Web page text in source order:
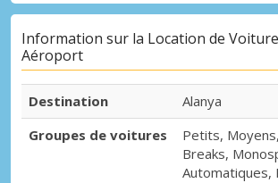
Information sur la Location de
Aéroport
Destination
Alanya
Groupes de voitures
Petits,
Breaks,
Automatiques,